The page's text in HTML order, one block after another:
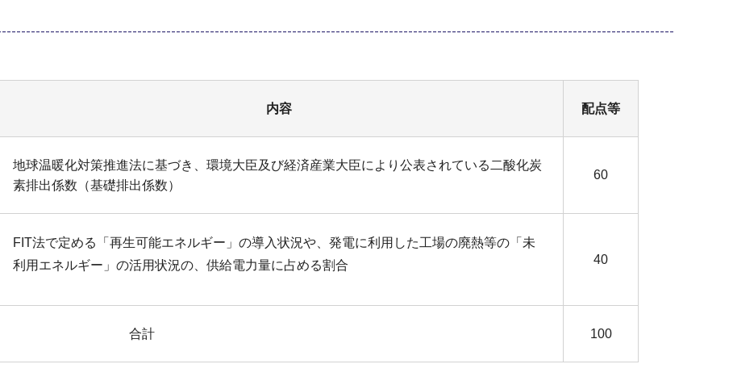
内容 配点等
地球温暖化対策推進法に基づき、環境大臣及び経済産業大臣により公表されている二酸化炭
素排出係数（基礎排出係数）
60
FIT法で定める「再生可能エネルギー」の導入状況や、発電に利用した工場の廃熱等の「未
利用エネルギー」の活用状況の、供給電力量に占める割合
40
合計 100